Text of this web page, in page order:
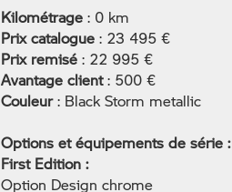
Kilométrage : 0 km
Prix catalogue : 23 495 €
Prix remisé : 22 995 €
Avantage client: 500 €
Couleur: Black Storm metallic
Options et équipements de série :
​First Edition :
Option Design chrome